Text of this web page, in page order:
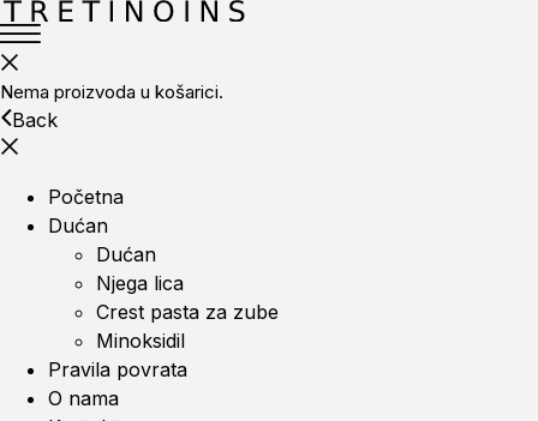
Nema proizvoda u košarici.
Back
Početna
Dućan
Dućan
Njega lica
Crest pasta za zube
Minoksidil
Pravila povrata
O nama